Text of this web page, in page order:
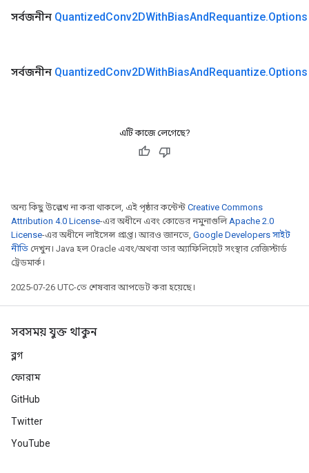
সর্বজনীন QuantizedConv2DWithBiasAndRequantize.Options
সর্বজনীন QuantizedConv2DWithBiasAndRequantize.Options
এটি কাজে লেগেছে?
অন্য কিছু উল্লেখ না করা থাকলে, এই পৃষ্ঠার কন্টেন্ট Creative Commons
Attribution 4.0 License-এর অধীনে এবং কোডের নমুনাগুলিApache 2.0
License-এর অধীনে লাইসেন্স প্রাপ্ত। আরও জানতে, Google Developers সাইট
নীতি দেখুন। Java হল Oracle এবং/অথবা তার অ্যাফিলিয়েট সংস্থার রেজিস্টার্ড
ট্রেডমার্ক।
2025-07-26 UTC-তে শেষবার আপডেট করা হয়েছে।
সবসময় যুক্ত থাকুন
ব্লগ
ফোরাম
GitHub
Twitter
YouTube